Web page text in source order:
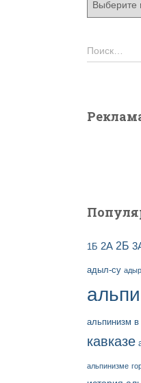
в
п
Н
а
:
Поиск…
1Б 2А 2Б
адыл-су
альпинизм в
кавказе
альпинизме